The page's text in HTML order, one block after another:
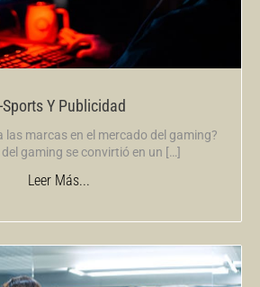
Sports Y Publicidad
las marcas en el mercado del gaming?
gaming se convirtió en un […]
Leer Más...